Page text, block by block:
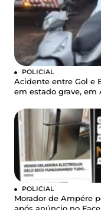
POLICIAL
Acidente entre Gol e
em estado grave, em
POLICIAL
Morador de Ampére